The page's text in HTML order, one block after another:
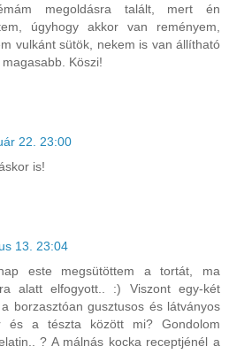
megoldásra talált, mert én
úgyhogy akkor van reményem,
vulkánt sütök, nekem is van állítható
Köszi!
22. 23:00
is!
13. 23:04
este megsütöttem a tortát, ma
alatt elfogyott.. :) Viszont egy-két
borzasztóan gusztusos és látványos
és a tészta között mi? Gondolom
? A málnás kocka receptjénél a